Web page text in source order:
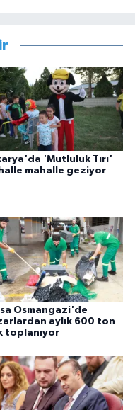
'Mutluluk Tırı'
mahalle geziyor
Osmangazi'de
aylık 600 ton
toplanıyor